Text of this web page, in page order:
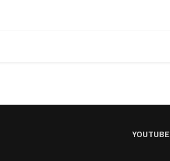
YOUTUBE